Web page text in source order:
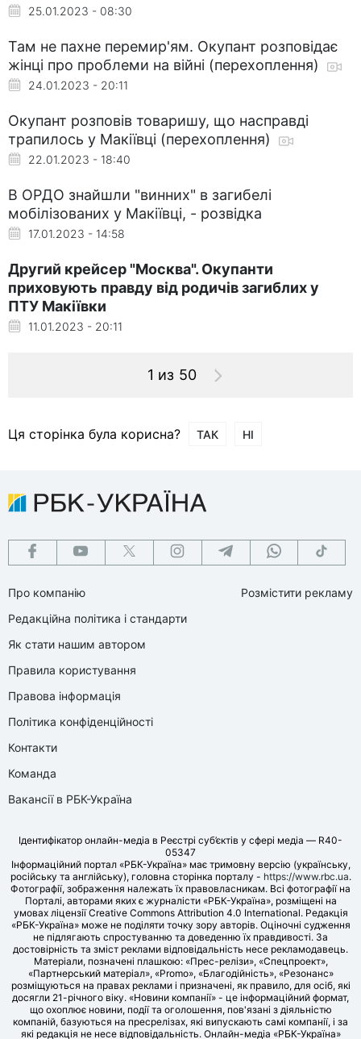
25.01.2023 - 08:30
Там не пахне перемир'ям. Окупант розповідає
жінці про проблеми на війні (перехоплення)
24.01.2023 - 20:11
Окупант розповів товаришу, що насправді
трапилось у Макіївці (перехоплення)
22.01.2023 - 18:40
В ОРДО знайшли "винних" в загибелі
мобілізованих у Макіївці, - розвідка
17.01.2023 - 14:58
Другий крейсер "Москва". Окупанти
приховують правду від родичів загиблих у
ПТУ Макіївки
11.01.2023 - 20:11
1 из 50
Ця сторінка була корисна? ТАК НІ
Про компанію
Редакційна політика і стандарти
Як стати нашим автором
Правила користування
Правова інформація
Політика конфіденційності
Контакти
Команда
Вакансії в РБК-Україна
Розмістити рекламу
Ідентифікатор онлайн-медіа в Реєстрі суб’єктів у сфері медіа — R40-
05347
Інформаційний портал «РБК-Україна» має тримовну версію (українську,
російську та англійську), головна сторінка порталу - https://www.rbc.ua.
Фотографії, зображення належать їх правовласникам. Всі фотографії на
Порталі, авторами яких є журналісти «РБК-Україна», розміщені на
умовах ліцензії Creative Commons Attribution 4.0 International. Редакція
«РБК-Україна» може не поділяти точку зору авторів. Оціночні судження
не підлягають спростуванню та доведенню їх правдивості. За
достовірність та зміст реклами відповідальність несе рекламодавець.
Матеріали, позначені плашкою: «Прес-релізи», «Спецпроект»,
«Партнерський матеріал», «Promo», «Благодійність», «Резонанс»
розміщуються на правах реклами і призначені, як правило, для осіб, які
досягли 21-річного віку. «Новини компанії» - це інформаційний формат,
що охоплює новини, події та оголошення, пов'язані з діяльністю
компаній, базуються на пресрелізах, які випускають самі компанії, і за
які редакція не несе відповідальність. Онлайн-медіа «РБК-Україна»